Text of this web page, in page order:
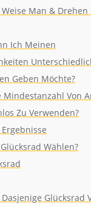
Weise Man & Drehen
Ich Meinen
Geben Möchte?
Mindestanzahl Von
Zu Verwenden?
Wählen?
Glücksrad